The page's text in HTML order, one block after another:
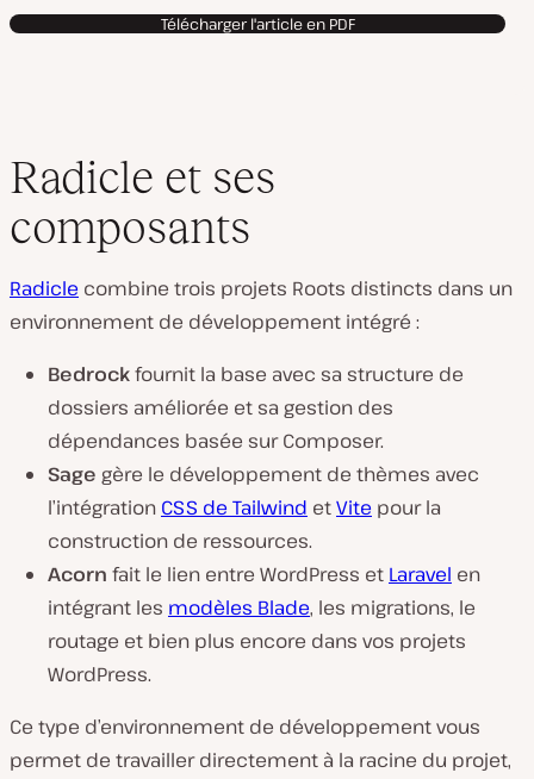
Télécharger l'article en PDF
Radicle et ses
composants
Radicle combine trois projets Roots distincts dans un
environnement de développement intégré :
Bedrockfournit la base avec sa structure de
dossiers améliorée et sa gestion des
dépendances basée sur Composer.
Sage gère le développement de thèmes avec
l’intégration CSS de Tailwind etVite pour la
construction de ressources.
Acorn fait le lien entre WordPress et Laravel en
intégrant les modèles Blade, les migrations, le
routage et bien plus encore dans vos projets
WordPress.
Ce type d’environnement de développement vous
permet de travailler directement à la racine du projet,